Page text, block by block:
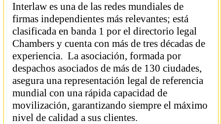
Interlaw es una de las redes mundiales de
firmas independientes más relevantes; está
clasificada en banda 1 por el directorio legal
Chambers y cuenta con más de tres décadas de
experiencia. La asociación, formada por
despachos asociados de más de 130 ciudades,
asegura una representación legal de referencia
mundial con una rápida capacidad de
movilización, garantizando siempre el máximo
nivel de calidad a sus clientes.